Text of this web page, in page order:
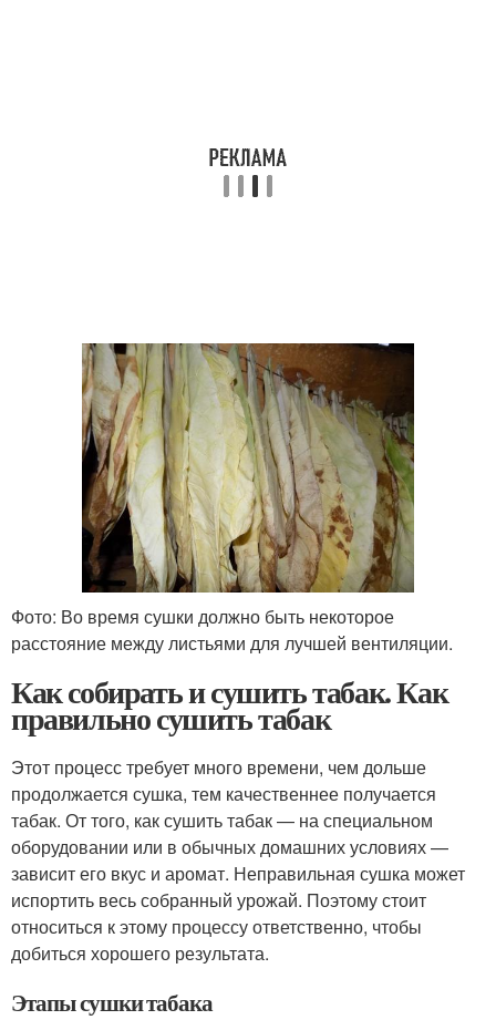
Фото: Во время сушки должно быть некоторое
расстояние между листьями для лучшей вентиляции.
Как собирать и сушить табак. Как
правильно сушить табак
Этот процесс требует много времени, чем дольше
продолжается сушка, тем качественнее получается
табак. От того, как сушить табак — на специальном
оборудовании или в обычных домашних условиях —
зависит его вкус и аромат. Неправильная сушка может
испортить весь собранный урожай. Поэтому стоит
относиться к этому процессу ответственно, чтобы
добиться хорошего результата.
Этапы сушки табака